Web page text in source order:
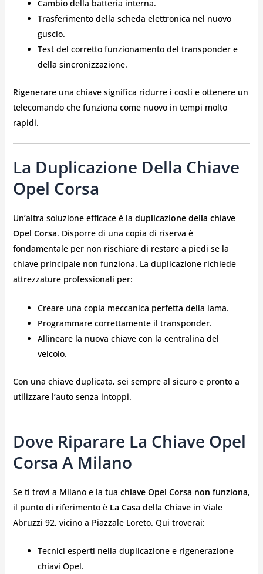
Cambio della batteria interna.
Trasferimento della scheda elettronica nel nuovo
guscio.
Test del corretto funzionamento del transponder e
della sincronizzazione.
Rigenerare una chiave significa ridurre i costi e ottenere un
telecomando che funziona come nuovo in tempi molto
rapidi.
La Duplicazione Della Chiave
Opel Corsa
Un’altra soluzione efficace è la duplicazione della chiave
Opel Corsa. Disporre di una copia di riserva è
fondamentale per non rischiare di restare a piedi se la
chiave principale non funziona. La duplicazione richiede
attrezzature professionali per:
Creare una copia meccanica perfetta della lama.
Programmare correttamente il transponder.
Allineare la nuova chiave con la centralina del
veicolo.
Con una chiave duplicata, sei sempre al sicuro e pronto a
utilizzare l’auto senza intoppi.
Dove Riparare La Chiave Opel
Corsa A Milano
Se ti trovi a Milano e la tua chiave Opel Corsa non funziona,
il punto di riferimento è La Casa della Chiavein Viale
Abruzzi 92, vicino a Piazzale Loreto. Qui troverai:
Tecnici esperti nella duplicazione e rigenerazione
chiavi Opel.